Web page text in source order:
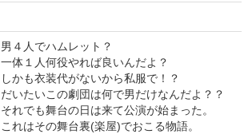
男４人でハムレット？
一体１人何役やれば良いんだよ？
しかも衣装代がないから私服で！？
だいたいこの劇団は何で男だけなんだよ？？
それでも舞台の日は来て公演が始まった。
これはその舞台裏(楽屋)でおこる物語。